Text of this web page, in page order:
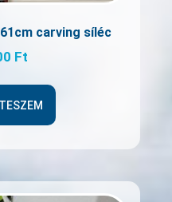
carving síléc
Ft